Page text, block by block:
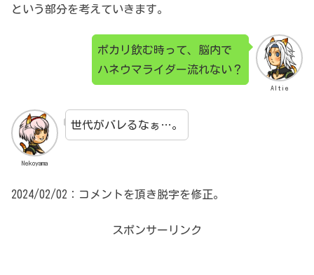
という部分を考えていきます。
Altie
ポカリ飲む時って、脳内で
ハネウマライダー流れない？
Nekoyama
世代がバレるなぁ…。
2024/02/02：コメントを頂き脱字を修正。
スポンサーリンク